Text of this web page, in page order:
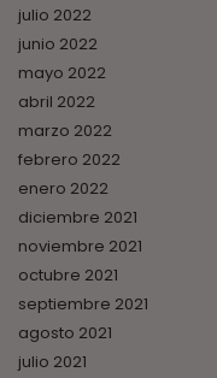
julio 2022
junio 2022
mayo 2022
abril 2022
marzo 2022
febrero 2022
enero 2022
diciembre 2021
noviembre 2021
octubre 2021
septiembre 2021
agosto 2021
julio 2021